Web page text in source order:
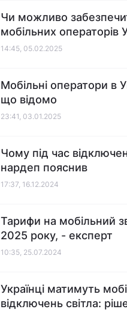
Чи можливо
мобільних операторів
14:45, 05.02.2025
Мобільні оператори в
що відомо
23:41, 03.01.2025
Чому під час
нардеп пояснив
17:37, 16.12.2024
Тарифи на мобільний
2025 року, - експерт
10:35, 25.07.2024
Українці матимуть
відключень світла: